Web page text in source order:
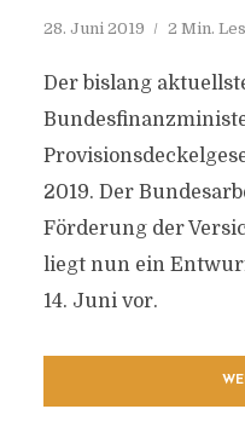
28. Juni 2019 2 Min.
Der bislang
2019. Der
Förderung der
liegt nun ein
14. Juni vor.